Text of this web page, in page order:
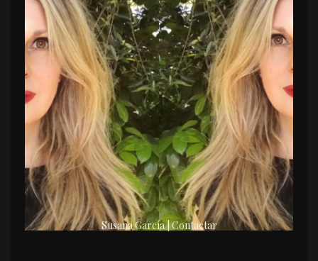
Susana García | Contactar